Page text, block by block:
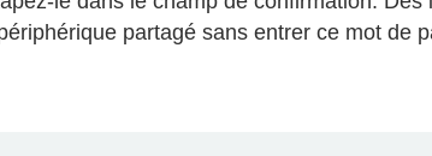
partagé sans entrer ce mot de